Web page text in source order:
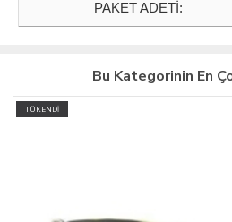
PAKET ADETİ:
Bu Kategorinin En
TÜKENDİ